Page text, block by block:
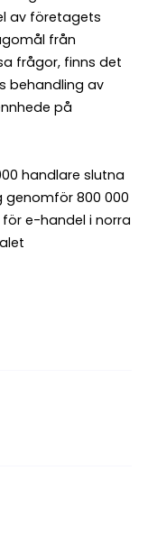
av företagets
från
frågor, finns det
behandling av
på
handlare slutna
800 000
e-handel i norra